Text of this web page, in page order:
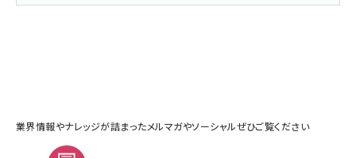
業界情報やナレッジが詰まったメルマガやソーシャルぜひご覧ください